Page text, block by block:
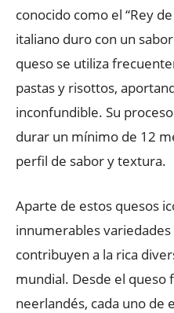
conocido como el “Rey
italiano duro con un
queso se utiliza
pastas y risottos,
inconfundible. Su
durar un mínimo de 12
perfil de sabor y textura.
Aparte de estos quesos
innumerables
contribuyen a la rica
mundial. Desde el queso
neerlandés, cada uno de